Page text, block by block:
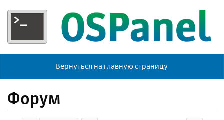
Вернуться на главную страницу
Форум